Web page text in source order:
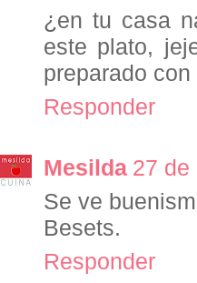
¿en tu casa
este plato,
preparado
Responder
Mesilda 27 de
Se ve
Besets.
Responder